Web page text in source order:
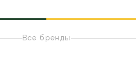
Все бренды